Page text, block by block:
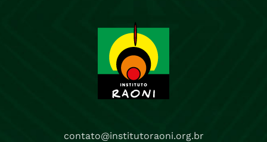
contato@institutoraoni.org.br